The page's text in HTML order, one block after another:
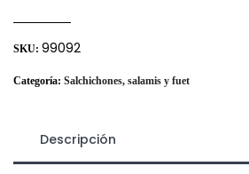
SKU: 99092
Categoría: Salchichones, salamis y fuet
Descripción